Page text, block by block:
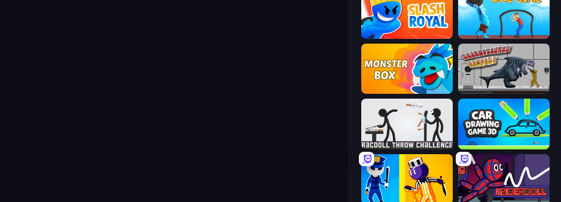
Slash Royal One Line
Monster Box Sharkosaurus Rampage
Ragdoll Throw Challenge Car Drawing Game 3D